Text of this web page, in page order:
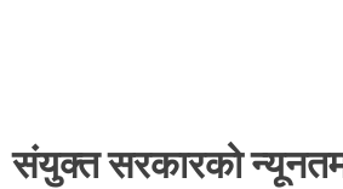
संयुक्त सरकारको